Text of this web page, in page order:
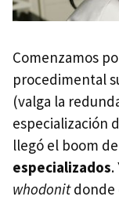
Comenzamos
procedimental
(valga la
especialización
llegó el boom
especializados.
whodonitdonde